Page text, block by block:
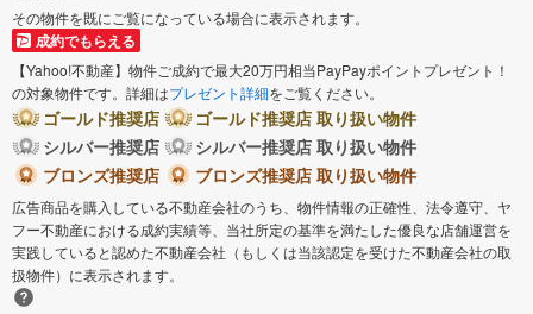
その物件を既にご覧になっている場合に表示されます。
成約でもらえる
【Yahoo!不動産】物件ご成約で最大20万円相当PayPayポイントプレゼント！
の対象物件です。詳細はプレゼント詳細をご覧ください。
ゴールド推奨店
ゴールド推奨店 取り扱い物件
シルバー推奨店
シルバー推奨店 取り扱い物件
ブロンズ推奨店
ブロンズ推奨店 取り扱い物件
広告商品を購入している不動産会社のうち、物件情報の正確性、法令遵守、ヤ
フー不動産における成約実績等、当社所定の基準を満たした優良な店舗運営を
実践していると認めた不動産会社（もしくは当該認定を受けた不動産会社の取
扱物件）に表示されます。